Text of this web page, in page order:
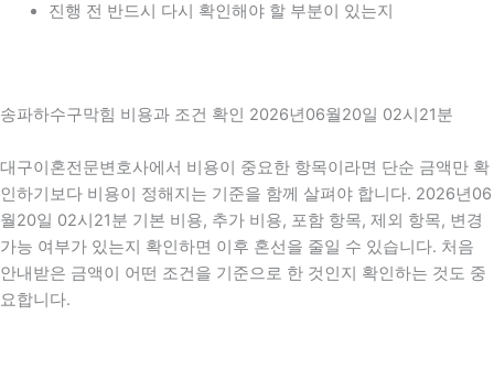
진행 전 반드시 다시 확인해야 할 부분이 있는지
송파하수구막힘 비용과 조건 확인 2026년06월20일 02시21분
대구이혼전문변호사에서 비용이 중요한 항목이라면 단순 금액만 확
인하기보다 비용이 정해지는 기준을 함께 살펴야 합니다. 2026년06
월20일 02시21분 기본 비용, 추가 비용, 포함 항목, 제외 항목, 변경
가능 여부가 있는지 확인하면 이후 혼선을 줄일 수 있습니다. 처음
안내받은 금액이 어떤 조건을 기준으로 한 것인지 확인하는 것도 중
요합니다.